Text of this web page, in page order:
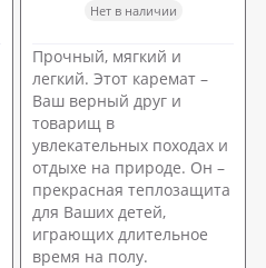
Нет в наличии
Прочный, мягкий и
легкий. Этот каремат –
Ваш верный друг и
товарищ в
увлекательных походах и
отдыхе на природе. Он –
прекрасная теплозащита
для Ваших детей,
играющих длительное
время на полу.